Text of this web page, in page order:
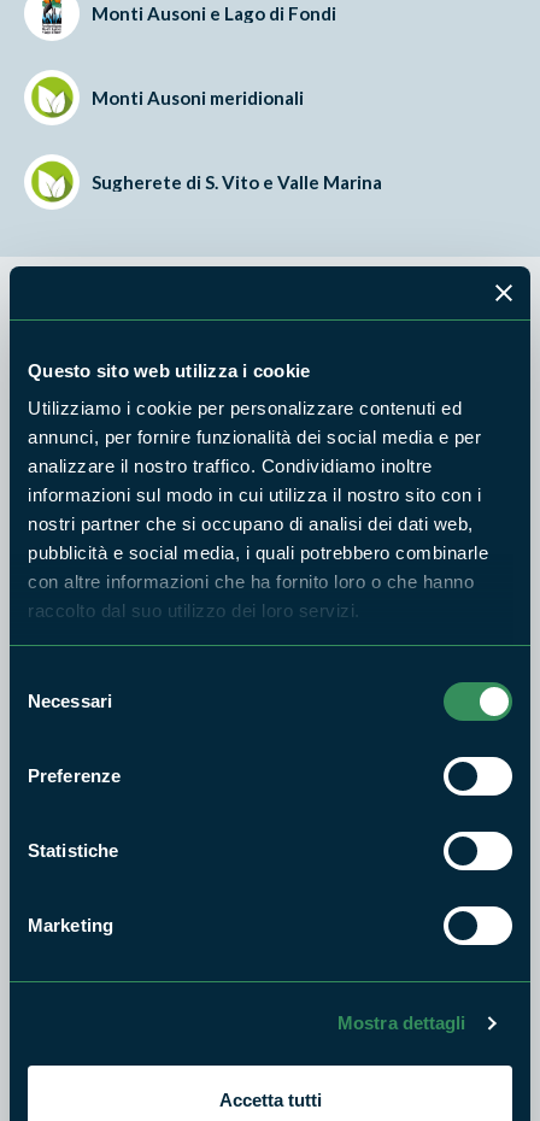
Questo sito web utilizza i cookie
Utilizziamo i cookie per personalizzare contenuti ed
annunci, per fornire funzionalità dei social media e per
analizzare il nostro traffico. Condividiamo inoltre
informazioni sul modo in cui utilizza il nostro sito con i
nostri partner che si occupano di analisi dei dati web,
pubblicità e social media, i quali potrebbero combinarle
con altre informazioni che ha fornito loro o che hanno
raccolto dal suo utilizzo dei loro servizi.
delNecessari
Preferenze
Statistiche
Marketing
Mostra dettagli
Accetta tutti
Monti Ausoni e Lago di Fondi
Monti Ausoni meridionali
Sugherete di S. Vito e Valle Marina